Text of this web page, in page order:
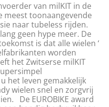
van milKIT in de
meest toonaangevende
naar tubeless rijden.
geen hype meer. De
is dat alle wielen ‘
worden
het Zwitserse milKIT
het leven gemakkelijk
wielen snel en zorgvrij
De EUROBIKE award